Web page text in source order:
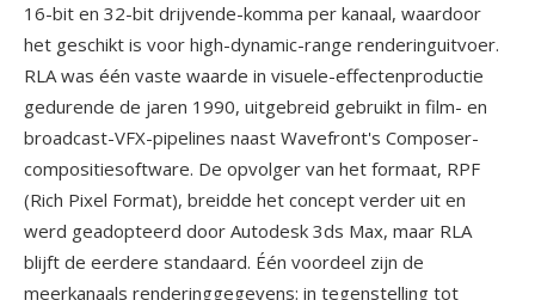
16-bit en 32-bit drijvende-komma per kanaal, waardoor
het geschikt is voor high-dynamic-range renderinguitvoer.
RLA was één vaste waarde in visuele-effectenproductie
gedurende de jaren 1990, uitgebreid gebruikt in film- en
broadcast-VFX-pipelines naast Wavefront's Composer-
compositiesoftware. De opvolger van het formaat, RPF
(Rich Pixel Format), breidde het concept verder uit en
werd geadopteerd door Autodesk 3ds Max, maar RLA
blijft de eerdere standaard. Één voordeel zijn de
meerkanaals renderinggegevens: in tegenstelling tot